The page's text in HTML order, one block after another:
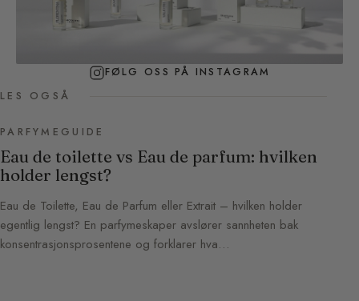
FØLG OSS PÅ INSTAGRAM
LES OGSÅ
PARFYMEGUIDE
Eau de toilette vs Eau de parfum: hvilken
holder lengst?
Eau de Toilette, Eau de Parfum eller Extrait – hvilken holder
egentlig lengst? En parfymeskaper avslører sannheten bak
konsentrasjonsprosentene og forklarer hva…